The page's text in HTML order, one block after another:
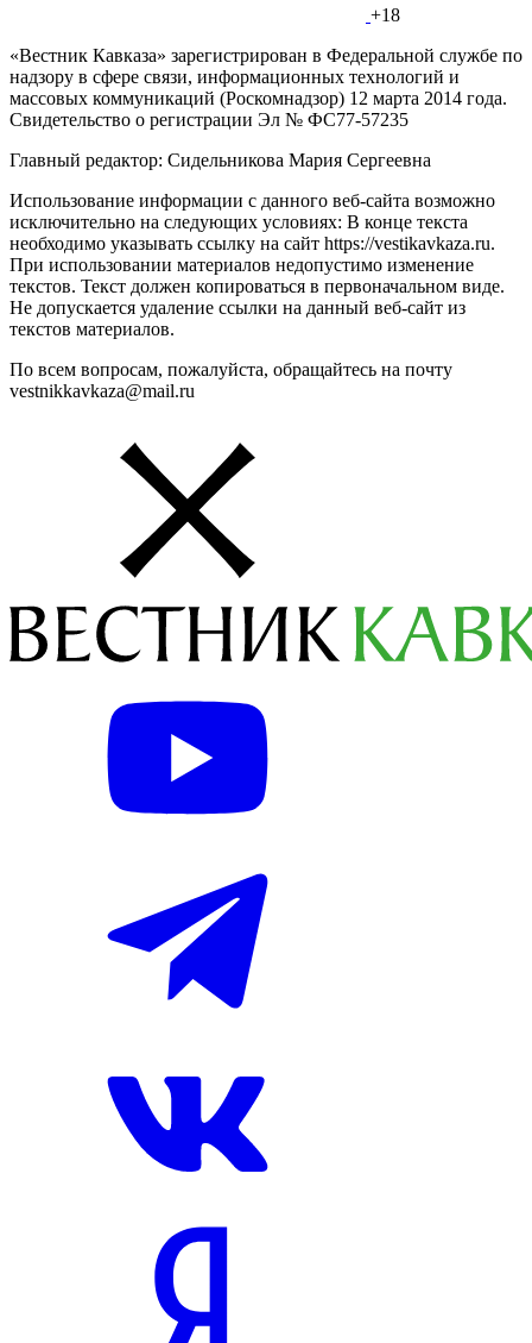
+18
«Вестник Кавказа» зарегистрирован в Федеральной службе по
надзору в сфере связи, информационных технологий и
массовых коммуникаций (Роскомнадзор) 12 марта 2014 года.
Свидетельство о регистрации Эл № ФС77-57235
Главный редактор: Сидельникова Мария Сергеевна
Использование информации с данного веб-сайта возможно
исключительно на следующих условиях: В конце текста
необходимо указывать ссылку на сайт https://vestikavkaza.ru.
При использовании материалов недопустимо изменение
текстов. Текст должен копироваться в первоначальном виде.
Не допускается удаление ссылки на данный веб-сайт из
текстов материалов.
По всем вопросам, пожалуйста, обращайтесь на почту
vestnikkavkaza@mail.ru